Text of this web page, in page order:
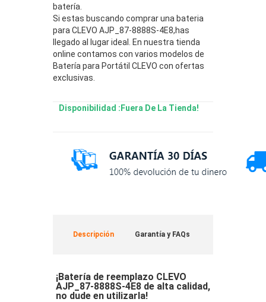
batería.
Si estas buscando comprar una bateria
para CLEVO AJP_87-8888S-4E8,has
llegado al lugar ideal. En nuestra tienda
online contamos con varios modelos de
Batería para Portátil CLEVO con ofertas
exclusivas.
Disponibilidad :Fuera De La Tienda!
Descripción Garantía y FAQs
¡Batería de reemplazo CLEVO
AJP_87-8888S-4E8 de alta calidad,
no dude en utilizarla!